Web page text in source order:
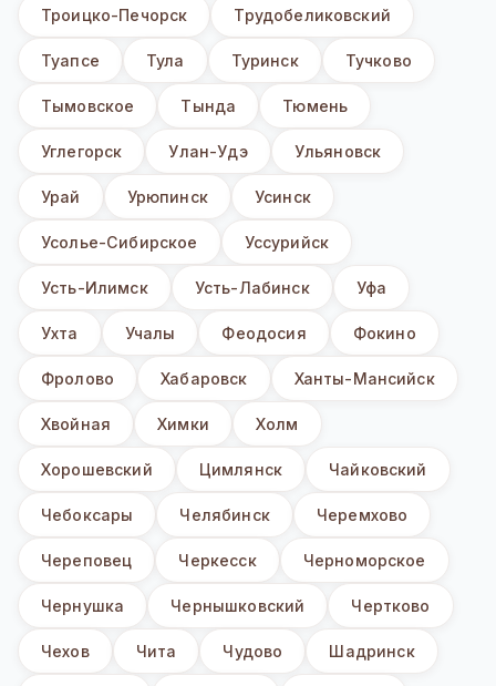
Троицко-Печорск Трудобеликовский
Туапсе Тула Туринск Тучково
Тымовское Тында Тюмень
Углегорск Улан-Удэ Ульяновск
Урай Урюпинск Усинск
Усолье-Сибирское Уссурийск
Усть-Илимск Усть-Лабинск Уфа
Ухта Учалы Феодосия Фокино
Фролово Хабаровск Ханты-Мансийск
Хвойная Химки Холм
Хорошевский Цимлянск Чайковский
Чебоксары Челябинск Черемхово
Череповец Черкесск Черноморское
Чернушка Чернышковский Чертково
Чехов Чита Чудово Шадринск